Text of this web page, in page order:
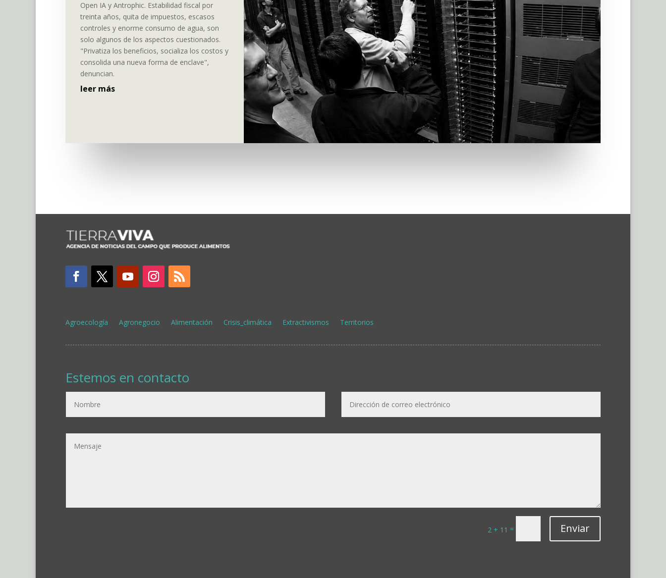
Open IA y Antrophic. Estabilidad fiscal por
treinta años, quita de impuestos, escasos
controles y enorme consumo de agua, son
solo algunos de los aspectos cuestionados.
"Privatiza los beneficios, socializa los costos y
consolida una nueva forma de enclave",
denuncian.
leer más
Agroecología Agronegocio Alimentación Crisis_climática Extractivismos Territorios
Estemos en contacto
2 + 11 = Enviar